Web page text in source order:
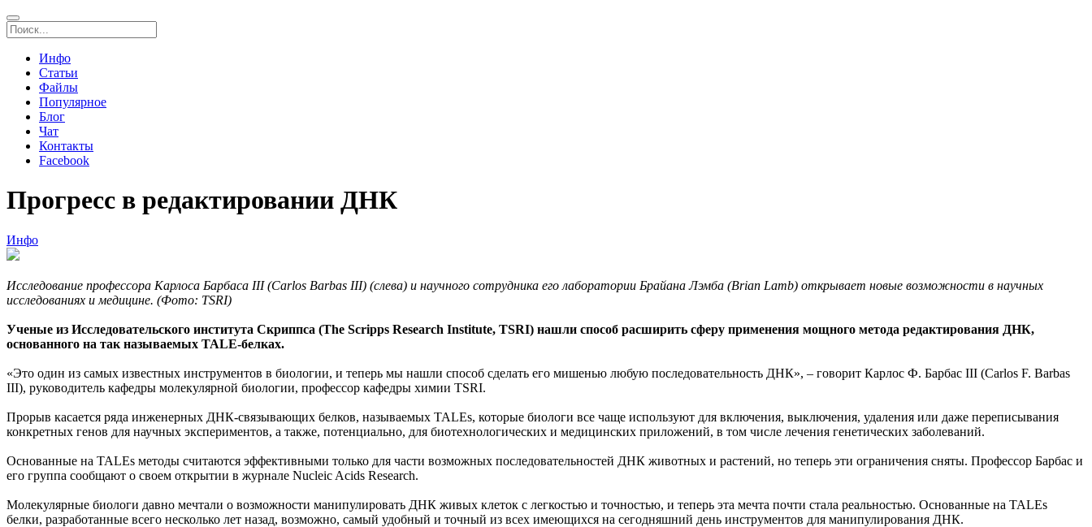
Инфо
Статьи
Файлы
Популярное
Блог
Чат
Контакты
Facebook
Прогресс в редактировании ДНК
Инфо
Исследование профессора Карлоса Барбаса III (Carlos Barbas III) (слева) и научного сотрудника его лаборатории Брайана Лэмба (Brian Lamb) открывает новые возможности в научных
исследованиях и медицине. (Фото: TSRI)
Ученые из Исследовательского института Скриппса (The Scripps Research Institute, TSRI) нашли способ расширить сферу применения мощного метода редактирования ДНК,
основанного на так называемых TALE-белках.
«Это один из самых известных инструментов в биологии, и теперь мы нашли способ сделать его мишенью любую последовательность ДНК», – говорит Карлос Ф. Барбас III (Carlos F. Barbas
III), руководитель кафедры молекулярной биологии, профессор кафедры химии TSRI.
Прорыв касается ряда инженерных ДНК-связывающих белков, называемых TALEs, которые биологи все чаще используют для включения, выключения, удаления или даже переписывания
конкретных генов для научных экспериментов, а также, потенциально, для биотехнологических и медицинских приложений, в том числе лечения генетических заболеваний.
Основанные на TALEs методы считаются эффективными только для части возможных последовательностей ДНК животных и растений, но теперь эти ограничения сняты. Профессор Барбас и
его группа сообщают о своем открытии в журнале Nucleic Acids Research.
Молекулярные биологи давно мечтали о возможности манипулировать ДНК живых клеток с легкостью и точностью, и теперь эта мечта почти стала реальностью. Основанные на TALEs
белки, разработанные всего несколько лет назад, возможно, самый удобный и точный из всех имеющихся на сегодняшний день инструментов для манипулирования ДНК.